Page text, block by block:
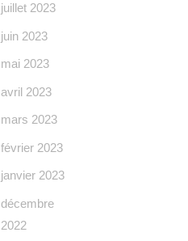
juillet 2023
juin 2023
mai 2023
avril 2023
mars 2023
février 2023
janvier 2023
décembre
2022